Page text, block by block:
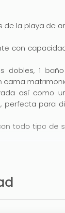
la playa de
con
dobles, 1
así como
para
todo tipo de
esta parte
en la